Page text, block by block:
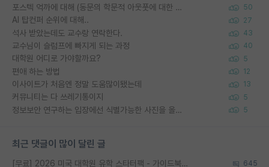
포스텍 억까에 대해 (동문의 학문적 아웃풋에 대한 반박) 50
AI 탑컨퍼 순위에 대해.. 27
석사 받았는데도 교수랑 연락한다. 43
교수님이 슬럼프에 빠지게 되는 과정 40
대학원 어디로 가야할까요? 5
편애 하는 방법 12
이사이트가 처음엔 정말 도움많이됐는데 13
커뮤니티는 다 쓰레기통이지 5
정보보안 연구하는 입장에선 식별가능한 사진을 올리는건 비추이긴함 5
최근 댓글이 많이 달린 글
[무료] 2026 미국 대학원 유학 스타터팩 - 가이드북 & 합격자 컨택메일 템플릿 645